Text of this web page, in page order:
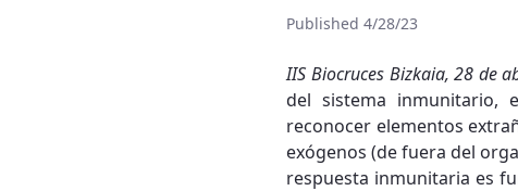
Published 4/28/23
IIS Biocruces Bizkaia, 28 de
del sistema inmunitario,
reconocer elementos
exógenos (de fuera del
respuesta inmunitaria es